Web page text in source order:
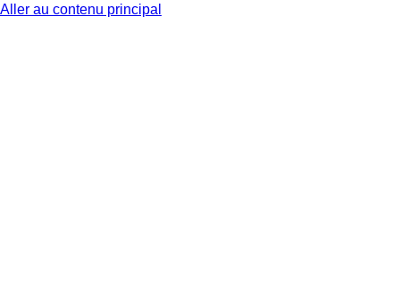
Aller au contenu principal